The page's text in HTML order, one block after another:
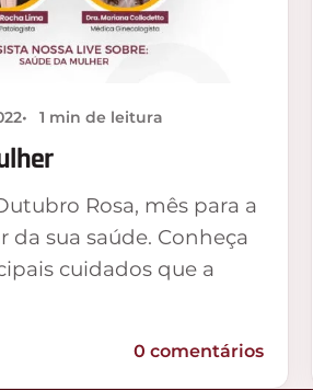
1 min de leitura
Rosa, mês para a
da sua saúde. Conheça
cuidados que a
0 comentários